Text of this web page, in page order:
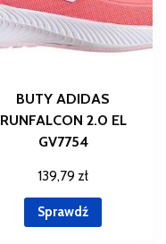
BUTY ADIDAS
RUNFALCON 2.0 EL
GV7754
139,79 zł
Sprawdź